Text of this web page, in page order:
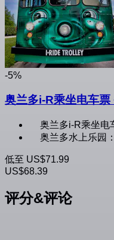
-5%
奥兰多i-R乘坐电车票
奥兰多i-R乘坐电
奥兰多水上乐园
低至 US$71.99
US$68.39
评分&评论